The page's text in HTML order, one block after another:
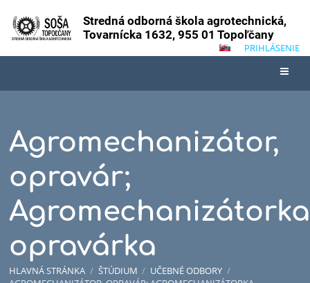
Stredná odborná škola agrotechnická,
Tovarnícka 1632, 955 01 Topoľčany
PRIHLÁSENIE
Agromechanizátor,
opravár;
opravárka
HLAVNÁ STRÁNKA / ŠTÚDIUM / UČEBNÉ ODBORY /